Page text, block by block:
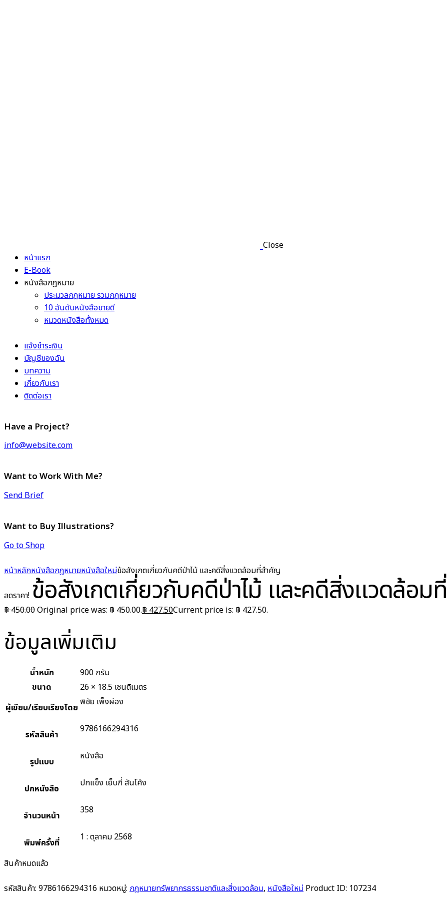
Close
หน้าแรก
E-Book
หนังสือกฎหมาย
ประมวลกฎหมาย รวมกฎหมาย
10 อันดับหนังสือขายดี
หมวดหนังสือทั้งหมด
แจ้งชำระเงิน
บัญชีของฉัน
บทความ
เกี่ยวกับเรา
ติดต่อเรา
Have a Project?
info@website.com
Want to Work With Me?
Send Brief
Want to Buy Illustrations?
Go to Shop
หน้าหลักหนังสือกฎหมายหนังสือใหม่ข้อสังเกตเกี่ยวกับคดีป่าไม้ และคดีสิ่งแวดล้อมที่สำคัญ
ลดราคา! ข้อสังเกตเกี่ยวกับคดีป่าไม้ และคดีสิ่งแวดล้อ
฿450.00Original price was: ฿ 450.00.฿ 427.50Current price is: ฿ 427.50.
ข้อมูลเพิ่มเติม
น้ำหนัก
900 กรัม
ขนาด
26 × 18.5 เซนติเมตร
ผู้เขียน/เรียบเรียงโดย พิชัย เพ็งผ่อง
รหัสสินค้า 9786166294316
รูปแบบ หนังสือ
ปกหนังสือ ปกแข็ง เย็บกี่ สันโค้ง
จำนวนหน้า 358
พิมพ์ครั้งที่ 1 : ตุลาคม 2568
สินค้าหมดแล้ว
รหัสสินค้า: 9786166294316 หมวดหมู่: กฎหมายทรัพยากรธรรมชาติและสิ่งแวดล้อม, หนังสือใหม่ Product ID: 107234